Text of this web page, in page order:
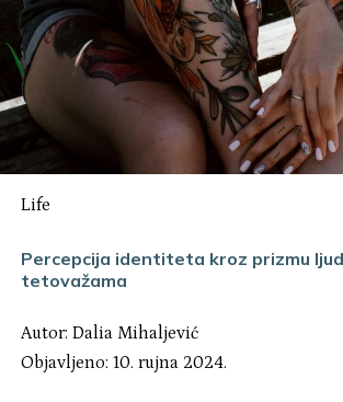
Life
Percepcija identiteta kroz prizmu
tetovažama
Autor:Dalia Mihaljević
Objavljeno: 10. rujna 2024.